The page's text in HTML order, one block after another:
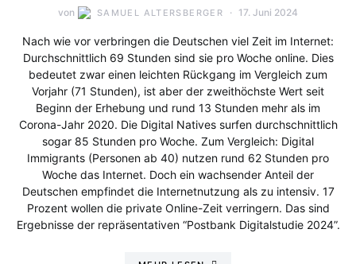
von SAMUEL ALTERSBERGER 17. Juni 2024
Nach wie vor verbringen die Deutschen viel Zeit im Internet:
Durchschnittlich 69 Stunden sind sie pro Woche online. Dies
bedeutet zwar einen leichten Rückgang im Vergleich zum
Vorjahr (71 Stunden), ist aber der zweithöchste Wert seit
Beginn der Erhebung und rund 13 Stunden mehr als im
Corona-Jahr 2020. Die Digital Natives surfen durchschnittlich
sogar 85 Stunden pro Woche. Zum Vergleich: Digital
Immigrants (Personen ab 40) nutzen rund 62 Stunden pro
Woche das Internet. Doch ein wachsender Anteil der
Deutschen empfindet die Internetnutzung als zu intensiv. 17
Prozent wollen die private Online-Zeit verringern. Das sind
Ergebnisse der repräsentativen “Postbank Digitalstudie 2024”.